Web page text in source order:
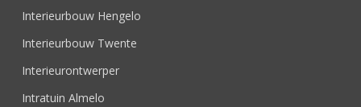
Interieurbouw Hengelo
Interieurbouw Twente
Interieurontwerper
Intratuin Almelo